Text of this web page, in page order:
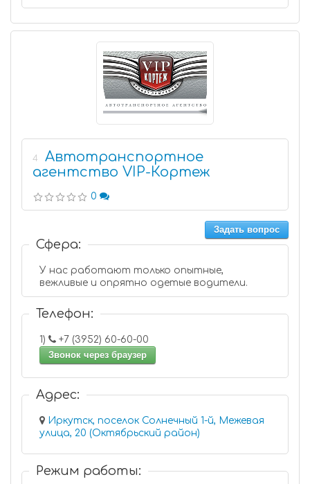
4
Автотранспортное
агентство VIP-Кортеж
0
Задать вопрос
Сфера:
У нас работают только опытные,
вежливые и опрятно одетые водители.
Телефон:
1)
+7 (3952) 60-60-00
Звонок через браузер
Адрес:
Иркутск, поселок Солнечный 1-й, Межевая
улица, 20 (Октябрьский район)
Режим работы: